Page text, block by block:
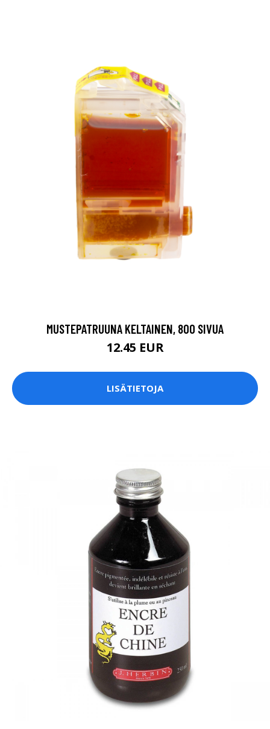
MUSTEPATRUUNA KELTAINEN, 800 SIVUA
12.45 EUR
LISÄTIETOJA